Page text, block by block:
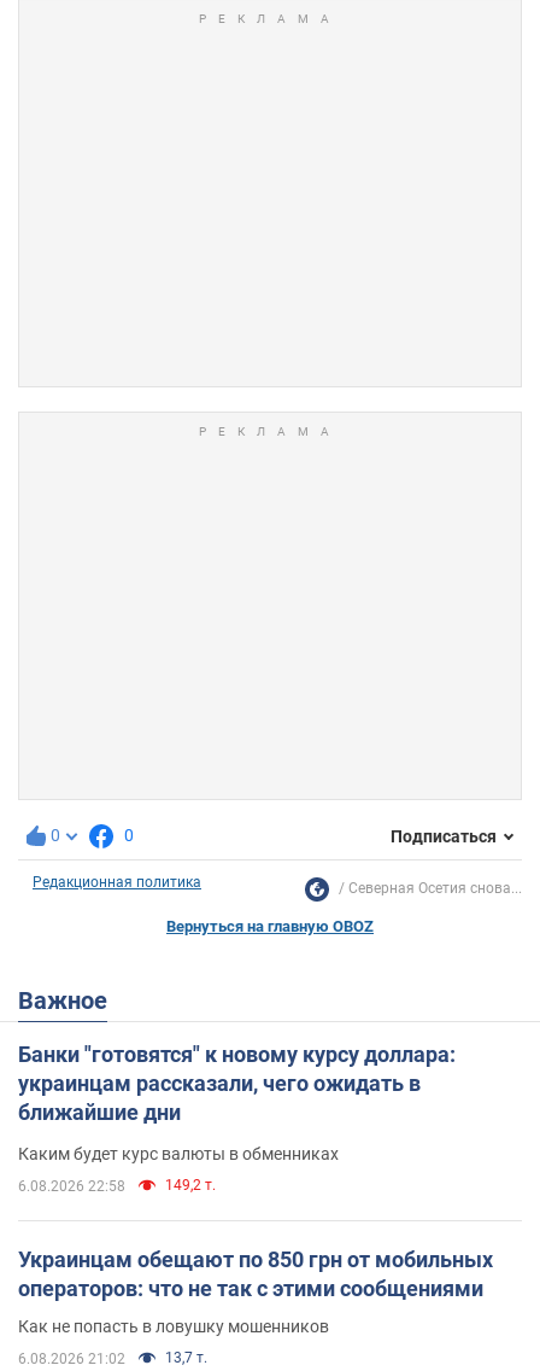
0 0 Подписаться
Редакционная политика Северная Осетия снова...
Вернуться на главную OBOZ
Важное
Банки "готовятся" к новому курсу доллара:
украинцам рассказали, чего ожидать в
ближайшие дни
Каким будет курс валюты в обменниках
6.08.2026 22:58 149,2 т.
Украинцам обещают по 850 грн от мобильных
операторов: что не так с этими сообщениями
Как не попасть в ловушку мошенников
6.08.2026 21:02 13,7 т.